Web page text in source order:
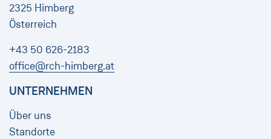
2325 Himberg
Österreich
+43 50 626-2183
office@rch-himberg.at
UNTERNEHMEN
Über uns
Standorte